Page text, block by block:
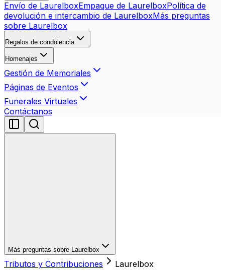
Envío de LaurelboxEmpaque de LaurelboxPolítica de
devolución e intercambio de LaurelboxMás preguntas
sobre Laurelbox
Regalos de condolencia
Homenajes
Gestión de Memoriales
Páginas de Eventos
Funerales Virtuales
Contáctanos
Más preguntas sobre Laurelbox
Tributos y Contribuciones Laurelbox